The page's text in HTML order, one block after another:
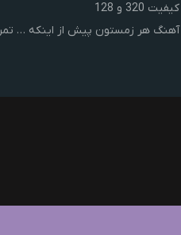
کیفیت 320 و 128
آهنگ هر زمستون پیش از اینکه …